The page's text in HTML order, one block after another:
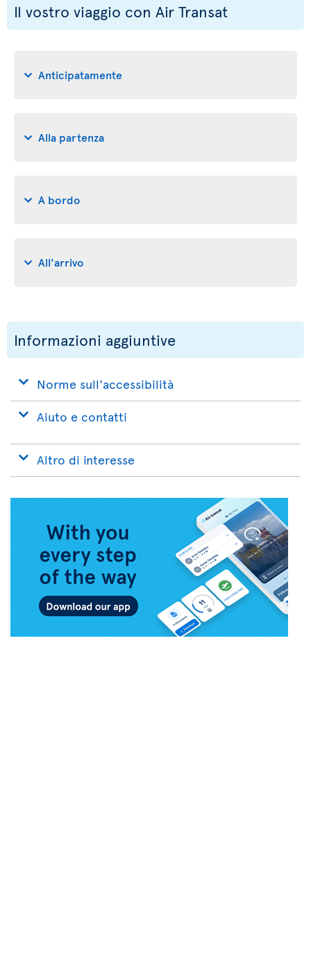
Il vostro viaggio con Air Transat
Anticipatamente
Alla partenza
A bordo
All'arrivo
Informazioni aggiuntive
Norme sull'accessibilità
Aiuto e contatti
Altro di interesse